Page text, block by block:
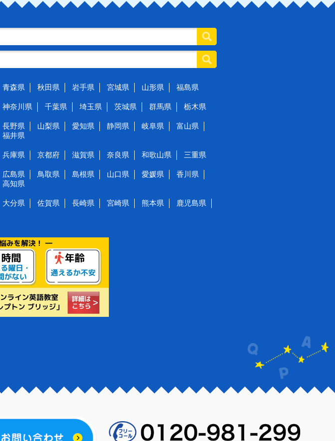
青森県 秋田県 岩手県 宮城県 山形県 福島県
神奈川県 千葉県 埼玉県 茨城県 群馬県 栃木県
長野県 山梨県 愛知県 静岡県 岐阜県
富山県
福井県
兵庫県 京都府 滋賀県 奈良県 和歌山県 三重県
広島県 鳥取県 島根県 山口県 愛媛県
香川県
高知県
大分県 佐賀県 長崎県 宮崎県 熊本県
鹿児島県